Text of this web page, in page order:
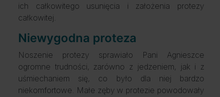
ich całkowitego usunięcia i założenia protezy
całkowitej.
Niewygodna proteza
Noszenie protezy sprawiało Pani Agnieszce
ogromne trudności, zarówno z jedzeniem, jak i z
uśmiechaniem się, co było dla niej bardzo
niekomfortowe. Małe zęby w protezie powodowały